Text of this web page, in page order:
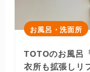
お風呂・洗面所
TOTOのお風呂
衣所も拡張しリ